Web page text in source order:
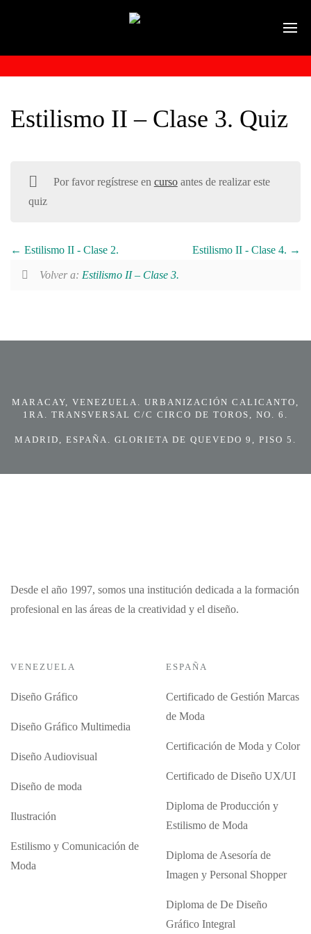
Estilismo II – Clase 3. Quiz
Por favor regístrese en cursoantes de realizar este
quiz
Estilismo II - Clase 2. Estilismo II - Clase 4.
Volver a: Estilismo II – Clase 3.
MARACAY, VENEZUELA. URBANIZACIÓN CALICANTO,
1RA. TRANSVERSAL C/C CIRCO DE TOROS, NO. 6.
MADRID, ESPAÑA. GLORIETA DE QUEVEDO 9, PISO 5.
Desde el año 1997, somos una institución dedicada a la formación
profesional en las áreas de la creatividad y el diseño.
VENEZUELA
Diseño Gráfico
Diseño Gráfico Multimedia
Diseño Audiovisual
Diseño de moda
Ilustración
Estilismo y Comunicación de
Moda
ESPAÑA
Certificado de Gestión Marcas
de Moda
Certificación de Moda y Color
Certificado de Diseño UX/UI
Diploma de Producción y
Estilismo de Moda
Diploma de Asesoría de
Imagen y Personal Shopper
Diploma de De Diseño
Gráfico Integral